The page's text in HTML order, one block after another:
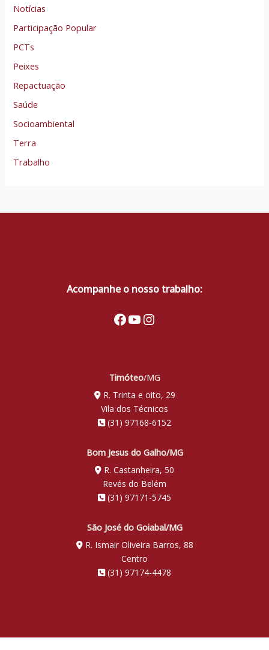
Notícias
Participação Popular
PCTs
Peixes
Repactuação
Saúde
Socioambiental
Terra
Trabalho
Acompanhe o nosso trabalho:
Facebook
Youtube
Instagram
Timóteo/MG
R. Trinta e oito, 29
Vila dos Técnicos
(31) 97168-6152
Bom Jesus do Galho/MG
R. Castanheira, 50
Revés do Belém
(31) 97171-5745
São José do Goiabal/MG
R. Ismair Oliveira Barros, 88
Centro
(31) 97174-4478